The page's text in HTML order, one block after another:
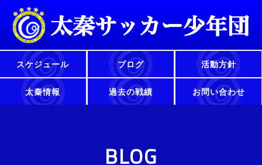
スケジュール ブログ 活動方針
太秦情報 過去の戦績 お問い合わせ
BLOG